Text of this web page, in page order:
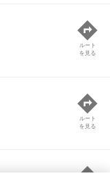
ルート
を見る
ルート
を見る